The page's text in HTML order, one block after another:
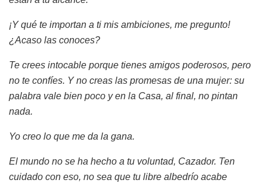
¡Y qué te importan a ti mis ambiciones, me pregunto!
¿Acaso las conoces?
Te crees intocable porque tienes amigos poderosos, pero
no te confíes. Y no creas las promesas de una mujer: su
palabra vale bien poco y en la Casa, al final, no pintan
nada.
Yo creo lo que me da la gana.
El mundo no se ha hecho a tu voluntad, Cazador. Ten
cuidado con eso, no sea que tu libre albedrío acabe